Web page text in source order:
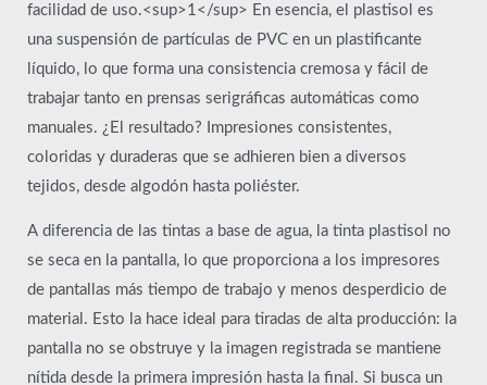
facilidad de uso.<sup>1</sup> En esencia, el plastisol es
una suspensión de partículas de PVC en un plastificante
líquido, lo que forma una consistencia cremosa y fácil de
trabajar tanto en prensas serigráficas automáticas como
manuales. ¿El resultado? Impresiones consistentes,
coloridas y duraderas que se adhieren bien a diversos
tejidos, desde algodón hasta poliéster.
A diferencia de las tintas a base de agua, la tinta plastisol no
se seca en la pantalla, lo que proporciona a los impresores
de pantallas más tiempo de trabajo y menos desperdicio de
material. Esto la hace ideal para tiradas de alta producción: la
pantalla no se obstruye y la imagen registrada se mantiene
nítida desde la primera impresión hasta la final. Si busca un